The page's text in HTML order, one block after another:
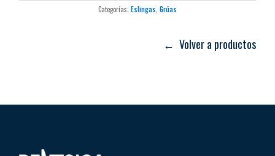
Material: tejido de poliéster resistente, fácil de aplicar,
Categorías: Eslingas, Grúas
← Volver a productos